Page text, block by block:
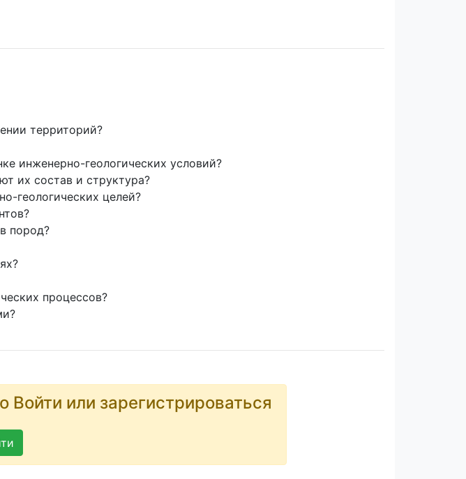
территорий?
инженерно-геологических условий?
их состав и структура?
геологических целей?
пород?
процессов?
или зарегистрироваться